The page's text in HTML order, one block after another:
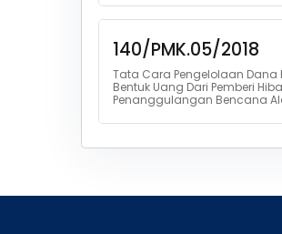
140/PMK.05/2018
Tata Cara Pengelolaan
Bentuk Uang Dari Pemberi
Penanggulangan Bencana